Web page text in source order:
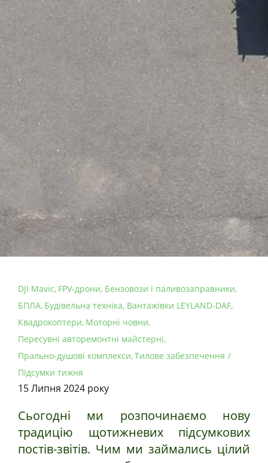
DJI Mavic FPV-дрони Бензовози і паливозаправники
БПЛА Будівельна техніка Вантажівки LEYLAND-DAF
Квадрокоптери Моторні човни
Пересувні авторемонтні майстерні
Прально-душові комплекси Тилове забезпечення
Підсумки тижня
15 Липня 2024 року
Сьогодні ми розпочинаємо нову
традицію щотижневих підсумкових
постів-звітів. Чим ми займались цілий